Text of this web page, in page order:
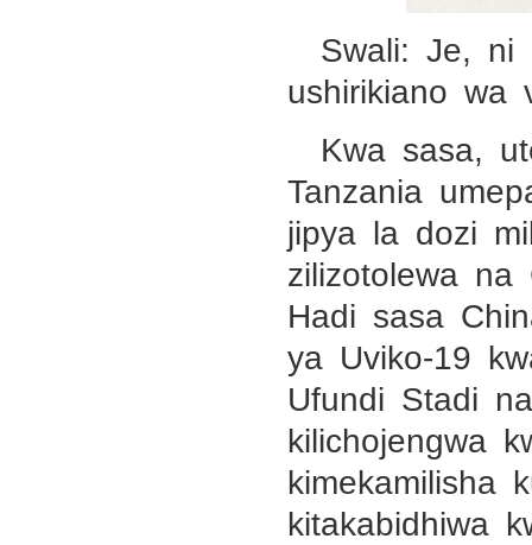
Swali: Je,
ushirikiano wa
Kwa sasa,
Tanzania
jipya la dozi
zilizotolewa
Hadi sasa
ya Uviko-19
Ufundi Stadi
kilichojengwa
kimekamilisha
kitakabidhiwa